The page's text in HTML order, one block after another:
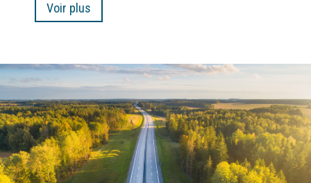
Voir plus